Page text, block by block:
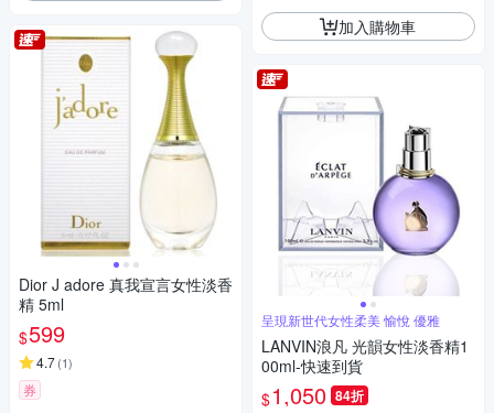
Dior J adore 真我宣言女性淡香
精 5ml
$599
4.7(1)
券
加入購物車
呈現新世代女性柔美 愉悅 優雅
LANVIN浪凡 光韻女性淡香精1
00ml-快速到貨
$1,050 84折